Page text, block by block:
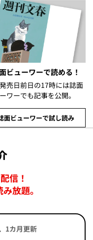
ビューワーで読める！
売日前日の17時には誌面
ワーでも記事を公開。
面ビューワーで試し読み
信！
放題。
1カ月更新